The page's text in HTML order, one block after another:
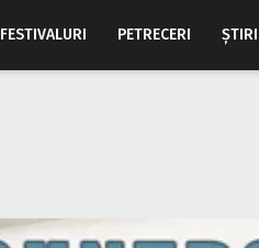
FESTIVALURI PETRECERI ŞTIRI